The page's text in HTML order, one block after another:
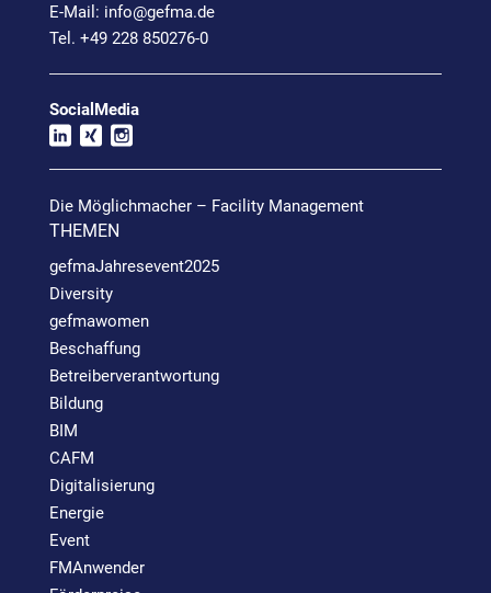
E-Mail: info@gefma.de
Tel. +49 228 850276-0
SocialMedia
Die Möglichmacher – Facility Management
THEMEN
gefmaJahresevent2025
Diversity
gefmawomen
Beschaffung
Betreiberverantwortung
Bildung
BIM
CAFM
Digitalisierung
Energie
Event
FMAnwender